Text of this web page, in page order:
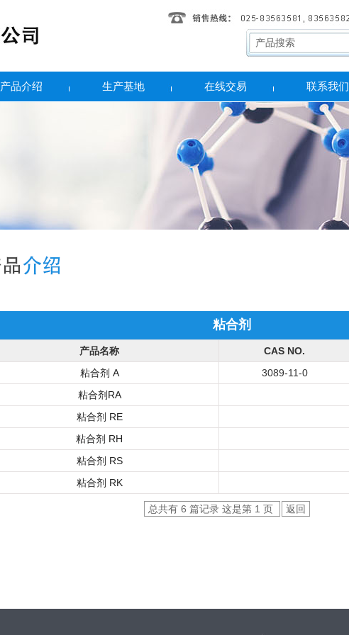
产品介绍 生产基地 在线交易 联系我们
粘合剂
产品名称 CAS NO.
粘合剂 A
3089-11-0
粘合剂RA
粘合剂 RE
粘合剂 RH
粘合剂 RS
粘合剂 RK
总共有 6 篇记录 这是第 1 页 返回